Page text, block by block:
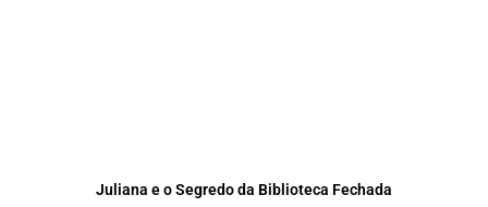
Juliana e o Segredo da Biblioteca Fechada